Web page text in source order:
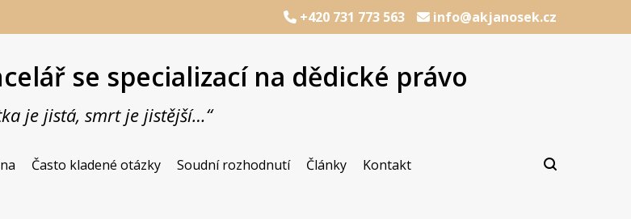
+420 731 773 563 info@akjanosek.cz
se specializací na dědické právo
je jistá, smrt je jistější…“
Často kladené otázky Soudní rozhodnutí Články Kontakt